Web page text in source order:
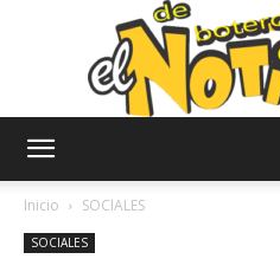
Inicio SOCIALES
SOCIALES